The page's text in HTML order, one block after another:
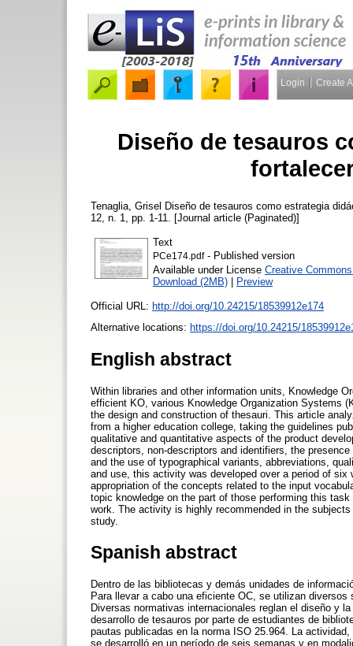
Login Create
Diseño de tesauros
Tenaglia, Grisel Diseño de tesauros como estrategia
12, n. 1, pp. 1-11. [Journal article (Paginated)]
Text
PCe174.pdf- Published version
Available under License Creative
Download (2MB) | Preview
Official URL: http://doi.org/10.24215/18539912e174
Alternative locations: https://doi.org/10.24215/
English abstract
Within libraries and other information units, Knowledge
efficient KO, various Knowledge Organization Systems
the design and construction of thesauri. This article
from a higher education college, taking the guidelines
qualitative and quantitative aspects of the product
descriptors, non-descriptors and identifiers, the
and the use of typographical variants, abbreviations,
and use, this activity was developed over a period of
appropriation of the concepts related to the input
topic knowledge on the part of those performing this
work. The activity is highly recommended in the
study.
Spanish abstract
Dentro de las bibliotecas y demás unidades de
Para llevar a cabo una eficiente OC, se utilizan
Diversas normativas internacionales reglan el diseño y
desarrollo de tesauros por parte de estudiantes de
pautas publicadas en la norma ISO 25.964. La
se desarrolló en un período de seis semanas y en